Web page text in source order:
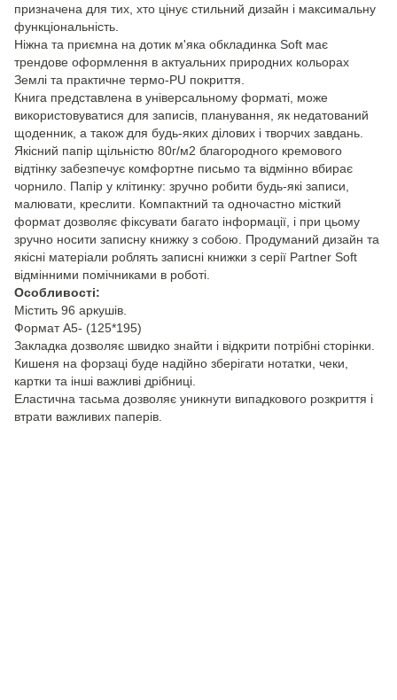
призначена для тих, хто цінує стильний дизайн і максимальну
функціональність.
Ніжна та приємна на дотик м'яка обкладинка Soft має
трендове оформлення в актуальних природних кольорах
Землі та практичне термо-PU покриття.
Книга представлена в універсальному форматі, може
використовуватися для записів, планування, як недатований
щоденник, а також для будь-яких ділових і творчих завдань.
Якісний папір щільністю 80г/м2 благородного кремового
відтінку забезпечує комфортне письмо та відмінно вбирає
чорнило. Папір у клітинку: зручно робити будь-які записи,
малювати, креслити. Компактний та одночастно місткий
формат дозволяє фіксувати багато інформації, і при цьому
зручно носити записну книжку з собою. Продуманий дизайн та
якісні матеріали роблять записні книжки з серії Partner Soft
відмінними помічниками в роботі.
Особливості:
Містить 96 аркушів.
Формат А5- (125*195)
Закладка дозволяє швидко знайти і відкрити потрібні сторінки.
Кишеня на форзаці буде надійно зберігати нотатки, чеки,
картки та інші важливі дрібниці.
Еластична тасьма дозволяє уникнути випадкового розкриття і
втрати важливих паперів.